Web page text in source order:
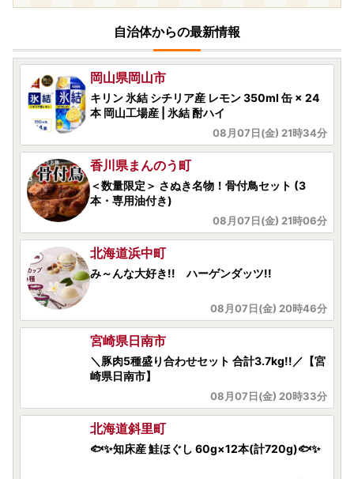
自治体からの最新情報
【尾西のごはん】(和風/洋風)12個 災害・備蓄
ごはん 大崎市 尾西食品
岡山県岡山市
キリン 氷結 シチリア産 レモン 350ml 缶 × 24
本 岡山工場産 | 氷結 酎ハイ
08月07日(金) 21時34分
香川県まんのう町
＜数量限定＞ さぬき名物！骨付鳥セット (3
本・専用油付き)
08月07日(金) 21時06分
北海道浜中町
み～んな大好き!! ハーゲンダッツ!!
08月07日(金) 20時46分
宮崎県日南市
＼豚肉5種盛り合わせセット 合計3.7kg!!／【宮
崎県日南市】
08月07日(金) 20時33分
北海道斜里町
🐟✨知床産 鮭ほぐし 60g×12本(計720g)🐟✨